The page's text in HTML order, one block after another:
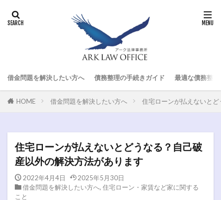
借金問題を解決したい方へ 債務整理の手続きガイド 最適な債務整
HOME 借金問題を解決したい方へ 住宅ローンが払えないと
住宅ローンが払えないとどうなる？自己破
産以外の解決方法があります
2022年4月4日
2025年5月30日
借金問題を解決したい方へ, 住宅ローン・家賃など家に関する
こと